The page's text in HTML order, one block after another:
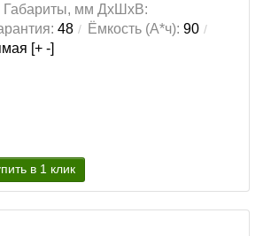
Габариты, мм ДхШхВ:
48 Ёмкость (А*ч): 90
[+ -]
в 1 клик